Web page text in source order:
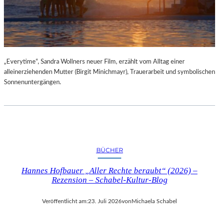
„Everytime“, Sandra Wollners neuer Film, erzählt vom Alltag einer
alleinerziehenden Mutter (Birgit Minichmayr), Trauerarbeit und symbolischen
Sonnenuntergängen.
BÜCHER
Hannes Hofbauer „Aller Rechte beraubt“ (2026) –
Rezension – Schabel-Kultur-Blog
Veröffentlicht am:23. Juli 2026vonMichaela Schabel